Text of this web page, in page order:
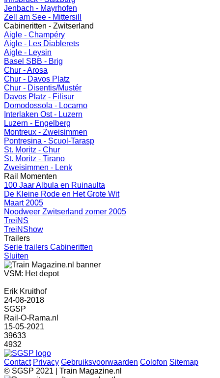
Jenbach - Mayrhofen
Zell am See - Mittersill
Cabineritten - Zwitserland
Aigle - Champéry
Aigle - Les Diablerets
Aigle - Leysin
Basel SBB - Brig
Chur - Arosa
Chur - Davos Platz
Chur - Disentis/Mustér
Davos Platz - Filisur
Domodossola - Locarno
Interlaken Ost - Luzern
Luzern - Engelberg
Montreux - Zweisimmen
Pontresina - Scuol-Tarasp
St. Moritz - Chur
St. Moritz - Tirano
Zweisimmen - Lenk
Rail Momenten
100 Jaar Albula en Ruinaulta
De Kleine Rode en Het Grote Wit
Maart 2005
Noodweer Zwitserland zomer 2005
TreiNS
TreiNShow
Trailers
Serie trailers Cabineritten
Sluiten
VSM: Het depot
Erik Kruithof
24-08-2018
SGSP
Rail-O-Rama.nl
15-05-2021
39633
4932
Contact Privacy Gebruiksvoorwaarden Colofon Sitemap
© SGSP 2021 | Train Magazine.nl